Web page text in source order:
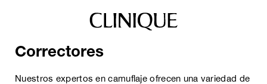
Correctores
Nuestros expertos en camuflaje ofrecen una variedad de